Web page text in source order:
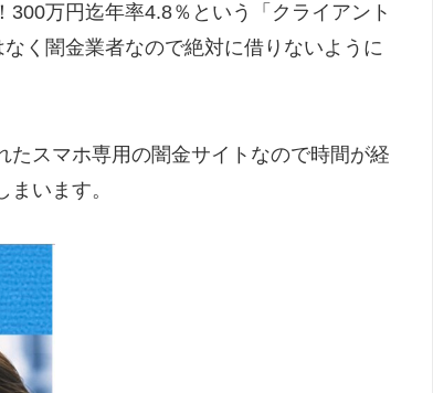
万円迄年率4.8％という「クライアント
く闇金業者なので絶対に借りないように
たスマホ専用の闇金サイトなので時間が経
います。